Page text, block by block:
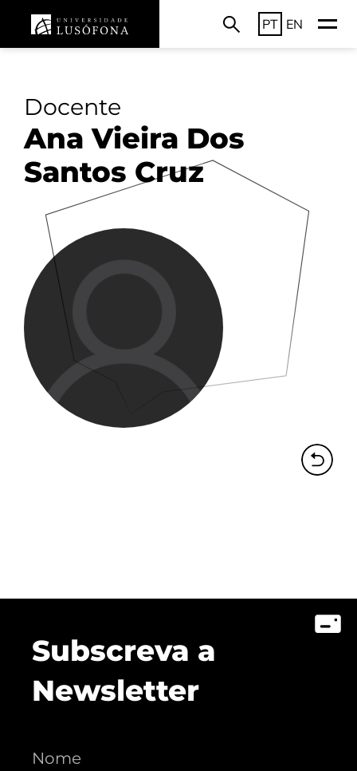
PT EN
Docente
Ana Vieira Dos
Santos Cruz
Subscreva a
Newsletter